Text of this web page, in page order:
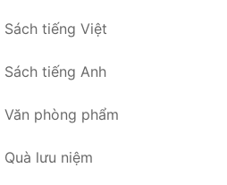
Sách tiếng Việt
Sách tiếng Anh
Văn phòng phẩm
Quà lưu niệm